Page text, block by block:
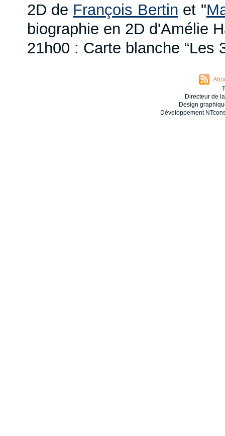
2D de François Bertin et "
biographie en 2D d'Amélie
21h00 : Carte blanche “Les
Directeur de
Design
Développement